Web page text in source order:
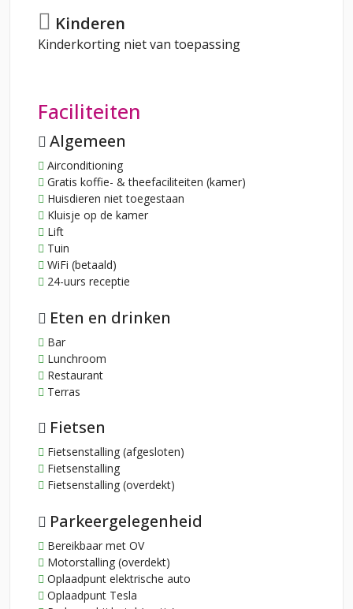
Kinderen
Kinderkorting niet van toepassing
Faciliteiten
Algemeen
Airconditioning
Gratis koffie- & theefaciliteiten (kamer)
Huisdieren niet toegestaan
Kluisje op de kamer
Lift
Tuin
WiFi (betaald)
24-uurs receptie
Eten en drinken
Bar
Lunchroom
Restaurant
Terras
Fietsen
Fietsenstalling (afgesloten)
Fietsenstalling
Fietsenstalling (overdekt)
Parkeergelegenheid
Bereikbaar met OV
Motorstalling (overdekt)
Oplaadpunt elektrische auto
Oplaadpunt Tesla